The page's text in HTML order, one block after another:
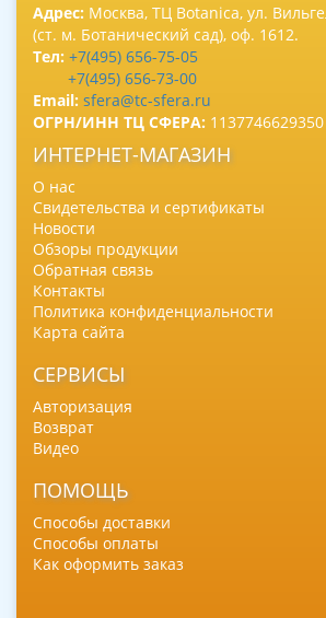
Адрес: Москва, ТЦ Botanica, ул.
(ст. м. Ботанический сад), оф. 1612.
Тел: +7(495) 656-75-05
+7(495) 656-73-00
Email: sfera@tc-sfera.ru
ОГРН/ИНН ТЦ СФЕРА:
ИНТЕРНЕТ-МАГАЗИН
О нас
Свидетельства и сертификаты
Новости
Обзоры продукции
Обратная связь
Контакты
Политика конфиденциальности
Карта сайта
СЕРВИСЫ
Авторизация
Возврат
Видео
ПОМОЩЬ
Способы доставки
Способы оплаты
Как оформить заказ